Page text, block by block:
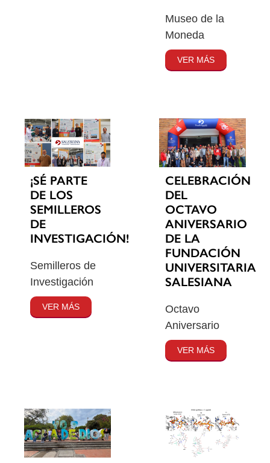
Museo de la
Moneda
VER MÁS
¡SÉ PARTE
DE LOS
SEMILLEROS
DE
INVESTIGACIÓN!
Semilleros de
Investigación
VER MÁS
CELEBRACIÓN
DEL
OCTAVO
ANIVERSARIO
DE LA
FUNDACIÓN
UNIVERSITARIA
SALESIANA
Octavo
Aniversario
VER MÁS